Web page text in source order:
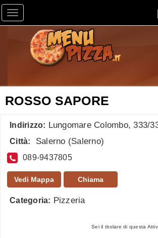
Toggle navigation
ROSSO SAPORE
Indirizzo: Lungomare Colombo, 333/
Città: Salerno (Salerno)
089-9437805
Vedi Mappa Chiama
Categoria: Pizzeria
Sei il titolare di questa